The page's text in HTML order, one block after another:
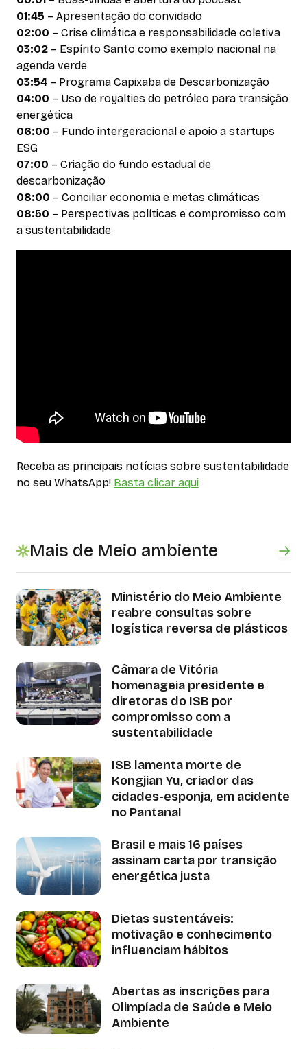
01:45 – Apresentação do convidado
02:00 – Crise climática e responsabilidade coletiva
03:02 – Espírito Santo como exemplo nacional na
agenda verde
03:54 – Programa Capixaba de Descarbonização
04:00 – Uso de royalties do petróleo para transição
energética
06:00 – Fundo intergeracional e apoio a startups
ESG
07:00 – Criação do fundo estadual de
descarbonização
08:00 – Conciliar economia e metas climáticas
08:50 – Perspectivas políticas e compromisso com
a sustentabilidade
Receba as principais notícias sobre sustentabilidade
no seu WhatsApp! Basta clicar aqui
Mais de Meio ambiente
Ministério do Meio Ambiente
reabre consultas sobre
logística reversa de plásticos
Câmara de Vitória
homenageia presidente e
diretoras do ISB por
compromisso com a
sustentabilidade
ISB lamenta morte de
Kongjian Yu, criador das
cidades-esponja, em acidente
no Pantanal
Brasil e mais 16 países
assinam carta por transição
energética justa
Dietas sustentáveis:
motivação e conhecimento
influenciam hábitos
Abertas as inscrições para
Olimpíada de Saúde e Meio
Ambiente